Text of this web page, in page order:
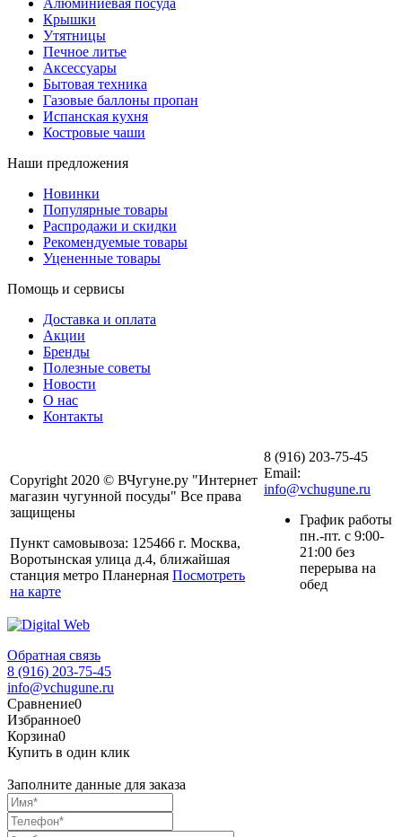
Алюминиевая посуда
Крышки
Утятницы
Печное литье
Аксессуары
Бытовая техника
Газовые баллоны пропан
Испанская кухня
Костровые чаши
Наши предложения
Новинки
Популярные товары
Распродажи и скидки
Рекомендуемые товары
Уцененные товары
Помощь и сервисы
Доставка и оплата
Акции
Бренды
Полезные советы
Новости
О нас
Контакты
Copyright 2020 © ВЧугуне.ру "Интернет
магазин чугунной посуды" Все права
защищены
Пункт самовывоза: 125466 г. Москва,
Воротынская улица д.4, ближайшая
станция метро Планерная Посмотреть
на карте
8 (916) 203-75-45
Email:
info@vchugune.ru
График работы
пн.-пт. с 9:00-
21:00 без
перерыва на
обед
Обратная связь
8 (916) 203-75-45
info@vchugune.ru
Сравнение0
Избранное0
Корзина0
Купить в один клик
Заполните данные для заказа